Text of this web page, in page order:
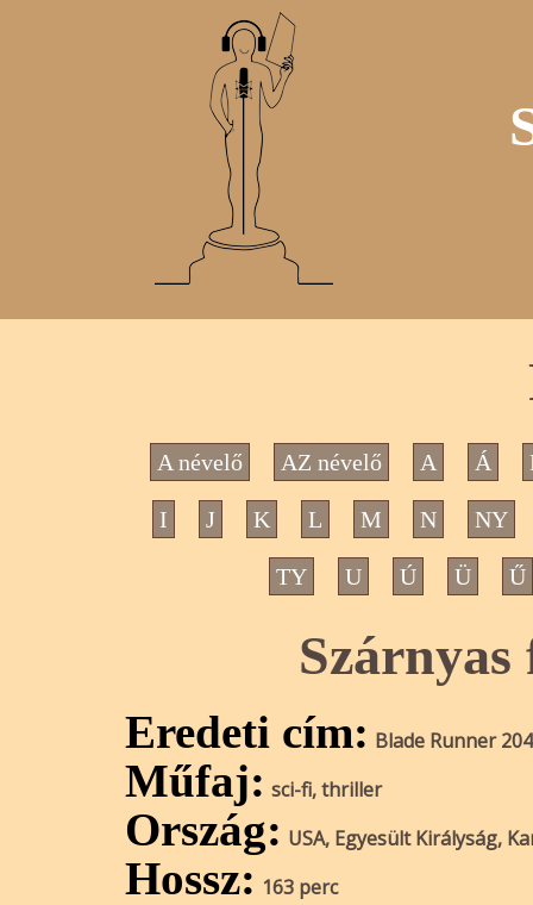
A névelő AZ névelő A Á
I J K L M N NY
TY U Ú Ü Ű
Szárnyas
Eredeti cím: Blade Runner
Műfaj: sci-fi, thriller
Ország: USA, Egyesült Királyság,
Hossz: 163 perc